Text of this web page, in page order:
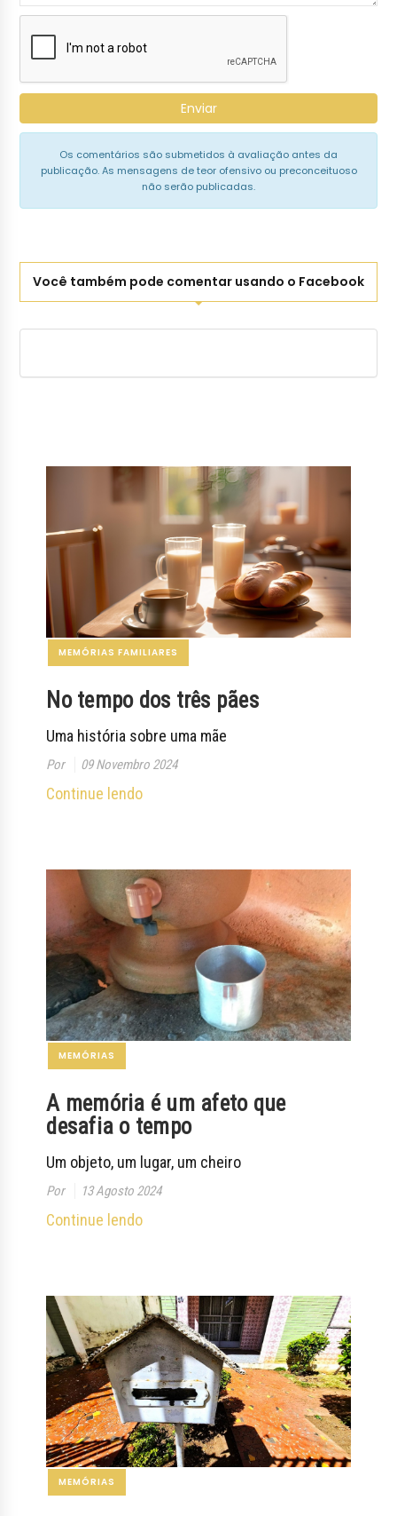
Enviar
Os comentários são submetidos à avaliação antes da
publicação. As mensagens de teor ofensivo ou preconceituoso
não serão publicadas.
Você também pode comentar usando o Facebook
MEMÓRIAS FAMILIARES
No tempo dos três pães
Uma história sobre uma mãe
Por 09 Novembro 2024
Continue lendo
MEMÓRIAS
A memória é um afeto que
desafia o tempo
Um objeto, um lugar, um cheiro
Por 13 Agosto 2024
Continue lendo
MEMÓRIAS